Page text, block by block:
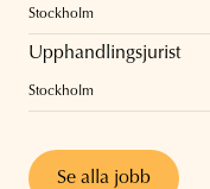
Stockholm
Upphandlingsjurist
Stockholm
Se alla jobb